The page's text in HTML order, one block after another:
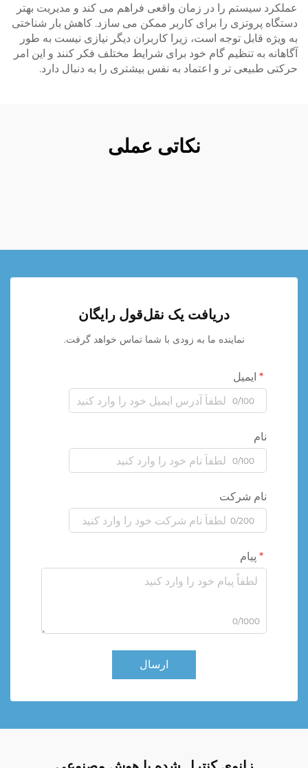
عملکرد سیستم را در زمان واقعی فراهم می کند و مدیریت بهتر
دستگاه پروتزی را برای کاربر ممکن می سازد. کاهش بار شناختی
به ویژه قابل توجه است، زیرا کاربران دیگر نیازی نیست به طور
آگاهانه به تنظیم گام خود برای شرایط مختلف فکر کنند و این امر
حرکتی طبیعی تر و اعتماد به نفس بیشتری را به دنبال دارد.
نکاتی عملی
دریافت یک نقل‌قول رایگان
نماینده ما به زودی با شما تماس خواهد گرفت.
ایمیل
0/100
نام
0/100
نام شرکت
0/200
پیام
0/1000
ارسال